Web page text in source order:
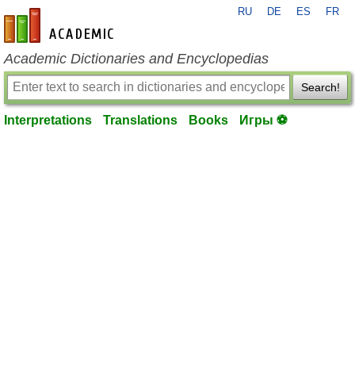
en-academic.com
RU DE ES FR
Academic Dictionaries and Encyclopedias
Search!
Interpretations Translations Books Игры ⚽